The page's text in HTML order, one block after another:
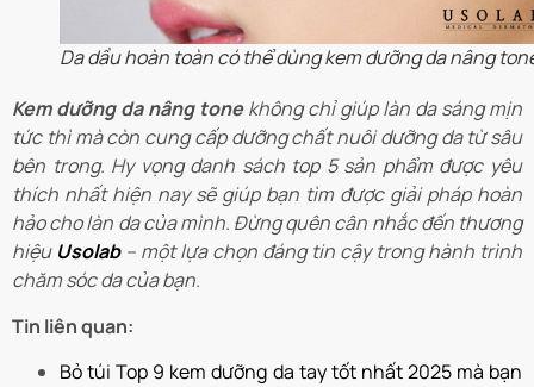
Da dầu hoàn toàn có thể dùng kem dưỡng da nâng
Kem dưỡng da nâng tonekhông chỉ giúp làn da sáng mịn
tức thì mà còn cung cấp dưỡng chất nuôi dưỡng da từ sâu
bên trong. Hy vọng danh sách top 5 sản phẩm được yêu
thích nhất hiện nay sẽ giúp bạn tìm được giải pháp hoàn
hảo cho làn da của mình. Đừng quên cân nhắc đến thương
hiệu Usolab – một lựa chọn đáng tin cậy trong hành trình
chăm sóc da của bạn.
Tin liên quan:
Bỏ túi Top 9 kem dưỡng da tay tốt nhất 2025 mà bạn